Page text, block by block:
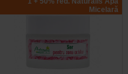
Micelară